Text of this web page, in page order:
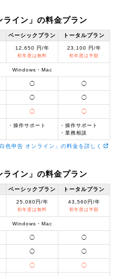
ライン」の料金プラン
ベーシックプラン
トータルプラン
12,650 円/年
初年度は無料
23,100 円/年
初年度は半額
Windows・Mac
◯ ◯
◯ ◯
◯ ◯
・操作サポート
・操作サポート
・業務相談
色申告 オンライン」の料金を詳しく
ライン」の料金プラン
ベーシックプラン
トータルプラン
25,080円/年
初年度は無料
43,560円/年
初年度は半額
Windows・Mac
◯ ◯
◯ ◯
◯ ◯